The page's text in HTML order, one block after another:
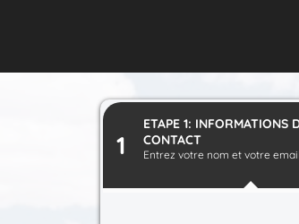
1
ETAPE 1: INFORMATIONS
CONTACT
Entrez votre nom et votre email